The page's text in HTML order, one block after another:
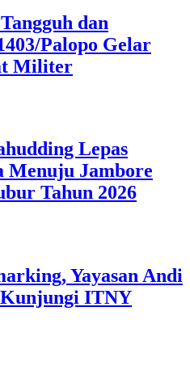
dan
Palopo Gelar
Militer
Lepas
Menuju Jambore
Tahun 2026
Yayasan Andi
Kunjungi ITNY